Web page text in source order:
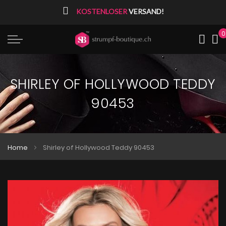
KOSTENLOSERVERSAND!
0
SHIRLEY OF HOLLYWOOD TEDDY
90453
Home Shirley of Hollywood Teddy 90453
Bildgalerie
Bildgalerie